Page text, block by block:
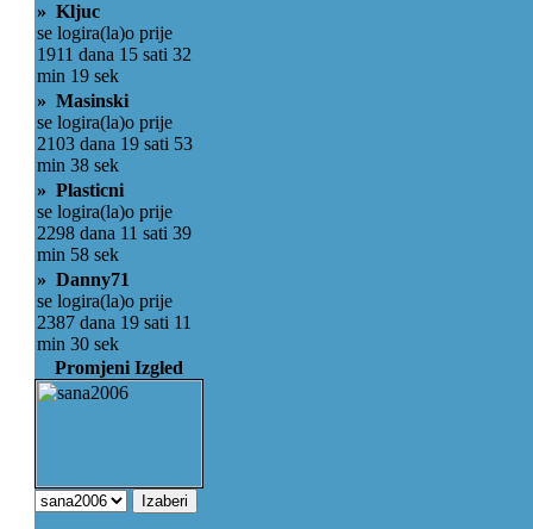
» Kljuc
se logira(la)o prije
1911 dana 15 sati 32
min 19 sek
» Masinski
se logira(la)o prije
2103 dana 19 sati 53
min 38 sek
» Plasticni
se logira(la)o prije
2298 dana 11 sati 39
min 58 sek
» Danny71
se logira(la)o prije
2387 dana 19 sati 11
min 30 sek
Promjeni Izgled